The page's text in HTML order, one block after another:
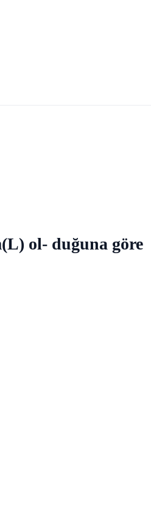
ol- duğuna göre